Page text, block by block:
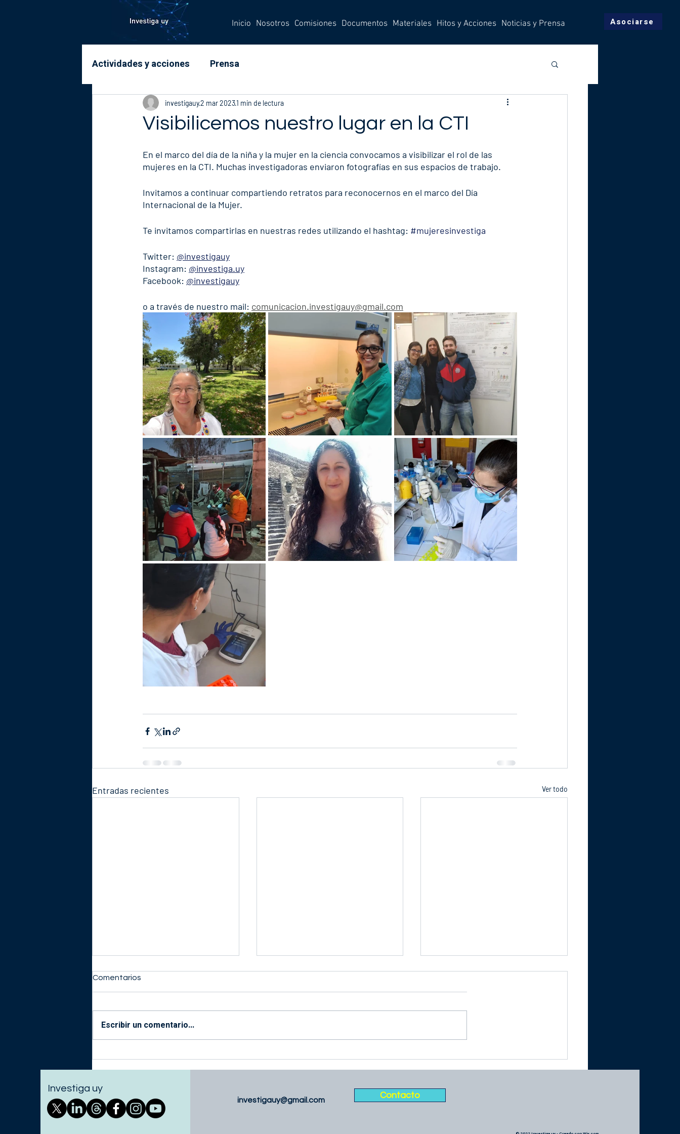
Inicio Nosotros Comisiones Documentos Materiales Hitos y Acciones Noticias y Prensa Asociarse
Actividades y acciones Prensa
Visibilicemos nuestro lugar en la CTI
investigauy2 mar 20231 min de lectura
En el marco del día de la niña y la mujer en la ciencia convocamos a visibilizar el rol de las
mujeres en la CTI. Muchas investigadoras enviaron fotografías en sus espacios de trabajo.
Invitamos a continuar compartiendo retratos para reconocernos en el marco del Día
Internacional de la Mujer.
Te invitamos compartirlas en nuestras redes utilizando el hashtag: #mujeresinvestiga
Twitter: @investigauy
Instagram: @investiga.uy
Facebook: @investigauy
o a través de nuestro mail: comunicacion.investigauy@gmail.com
Entradas recientes Ver todo
Comentarios
Escribir un comentario...
Investiga uy
investigauy@gmail.com Contacto